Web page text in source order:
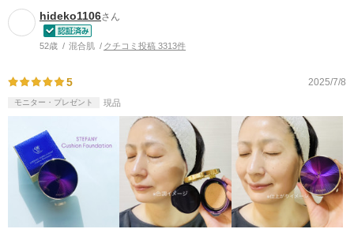
hideko1106さん
52歳 混合肌 クチコミ投稿 3313件
5 2025/7/8
モニター・プレゼント 現品